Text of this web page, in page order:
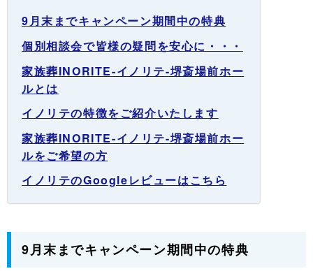
9月末までキャンペーン期間中の特典
個別相談会で皆様の疑問を安心に・・・
家族葬INORITE-イノリテ-堺斎場前ホー
ルとは
イノリテの特徴をご紹介いたします
家族葬INORITE-イノリテ-堺斎場前ホー
ルをご希望の方
イノリテのGoogleレビューはこちら
9月末までキャンペーン期間中の特典